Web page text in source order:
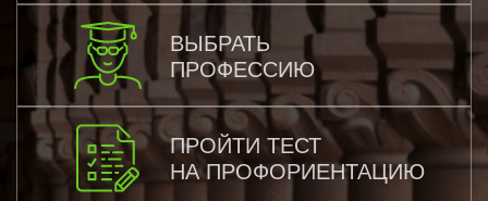
ВЫБРАТЬ
ПРОФЕССИЮ
ПРОЙТИ ТЕСТ
НА ПРОФОРИЕНТАЦИЮ